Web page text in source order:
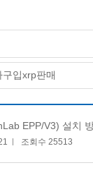
EPP/V3) 설치 방법
조회수 25513